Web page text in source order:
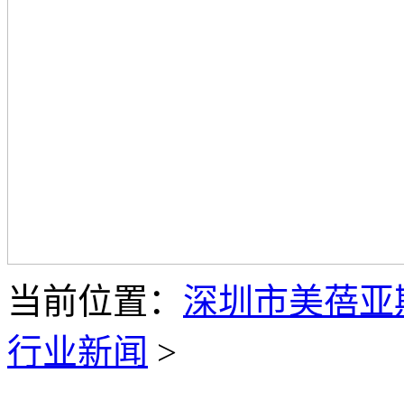
当前位置： 深圳市美蓓
行业新闻 >